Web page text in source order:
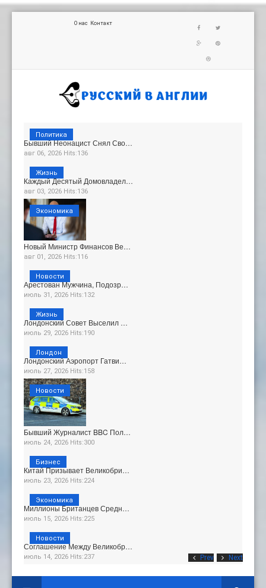
О нас Контакт
Prev Next
Бывший Неонацист Снял Сво…
авг 06, 2026 Hits:136
Политика
Каждый Десятый Домовладел…
авг 03, 2026 Hits:136
Жизнь
Новый Министр Финансов Ве…
авг 01, 2026 Hits:116
Экономика
Арестован Мужчина, Подозр…
июль 31, 2026 Hits:132
Новости
Лондонский Совет Выселил …
июль 29, 2026 Hits:190
Жизнь
Лондонский Аэропорт Гатви…
июль 27, 2026 Hits:158
Лондон
Бывший Журналист BBC Пол…
июль 24, 2026 Hits:300
Новости
Китай Призывает Великобри…
июль 23, 2026 Hits:224
Бизнес
Миллионы Британцев Средн…
июль 15, 2026 Hits:225
Экономика
Соглашение Между Великобр…
июль 14, 2026 Hits:237
Новости